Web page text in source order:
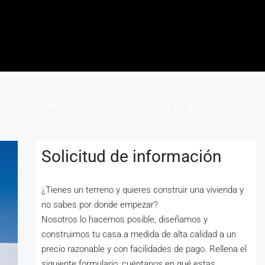
Solicitud de información
¿Tienes un terreno y quieres construir una vivienda y
no sabes por donde empezar?
Nosotros lo hacemos posible, diseñamos y
construimos tu casa a medida de alta calidad a un
precio razonable y con facilidades de pago. Rellena el